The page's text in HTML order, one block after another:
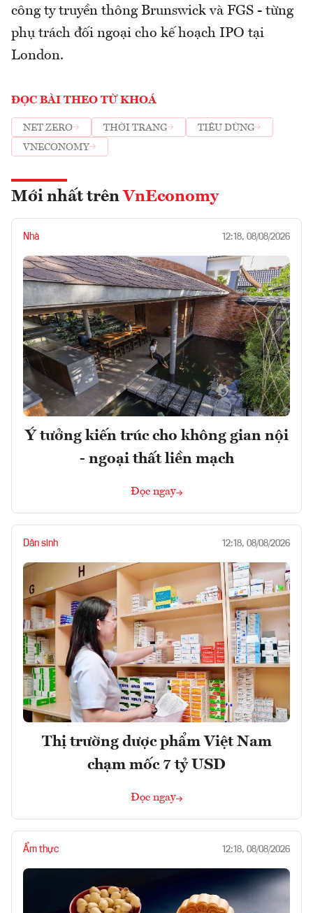
công ty truyền thông Brunswick và FGS - từng
phụ trách đối ngoại cho kế hoạch IPO tại
London.
ĐỌC BÀI THEO TỪ KHOÁ
NET ZERO THỜI TRANG
TIÊU DÙNG
VNECONOMY
Mới nhất trên VnEconomy
Nhà 12:18, 08/08/2026
Ý tưởng kiến trúc cho không gian nội
- ngoại thất liền mạch
Đọc ngay
Dân sinh 12:18, 08/08/2026
Thị trường dược phẩm Việt Nam
chạm mốc 7 tỷ USD
Đọc ngay
Ẩm thực 12:18, 08/08/2026